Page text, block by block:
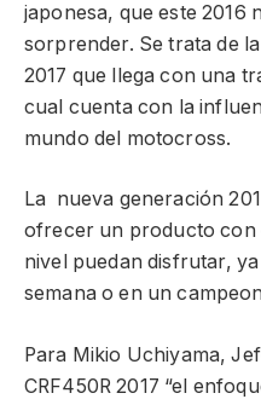
japonesa, que este 2016
sorprender. Se trata de
2017 que llega con una
cual cuenta con la
mundo del motocross.
La nueva generación
ofrecer un producto con
nivel puedan disfrutar,
semana o en un
Para Mikio Uchiyama,
CRF450R 2017 “el